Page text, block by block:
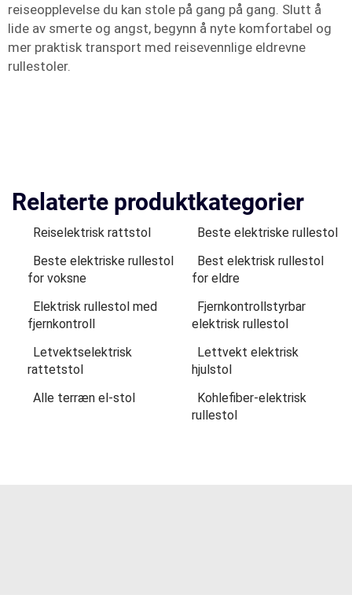
reiseopplevelse du kan stole på gang på gang. Slutt å
lide av smerte og angst, begynn å nyte komfortabel og
mer praktisk transport med reisevennlige eldrevne
rullestoler.
Relaterte produktkategorier
Reiselektrisk rattstol
Beste elektriske rullestol
Beste elektriske rullestol
for voksne
Best elektrisk rullestol
for eldre
Elektrisk rullestol med
fjernkontroll
Fjernkontrollstyrbar
elektrisk rullestol
Letvektselektrisk
rattetstol
Lettvekt elektrisk
hjulstol
Alle terræn el-stol
Kohlefiber-elektrisk
rullestol